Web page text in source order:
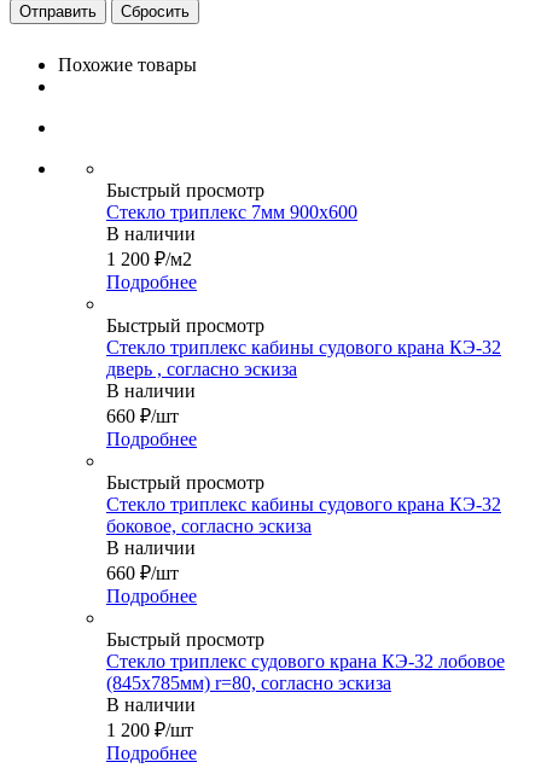
Сбросить
Похожие товары
Быстрый просмотр
Стекло триплекс 7мм 900х600
В наличии
1 200 ₽/м2
Подробнее
Быстрый просмотр
Стекло триплекс кабины судового крана КЭ-32
дверь , согласно эскиза
В наличии
660 ₽/шт
Подробнее
Быстрый просмотр
Стекло триплекс кабины судового крана КЭ-32
боковое, согласно эскиза
В наличии
660 ₽/шт
Подробнее
Быстрый просмотр
Стекло триплекс судового крана КЭ-32 лобовое
(845х785мм) r=80, согласно эскиза
В наличии
1 200 ₽/шт
Подробнее